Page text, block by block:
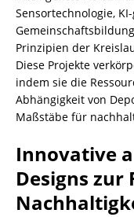
Sensortechnologie,
Prinzipien der
Diese Projekte
indem sie die
Abhängigkeit von
Maßstäbe für
Innovative
Designs zur